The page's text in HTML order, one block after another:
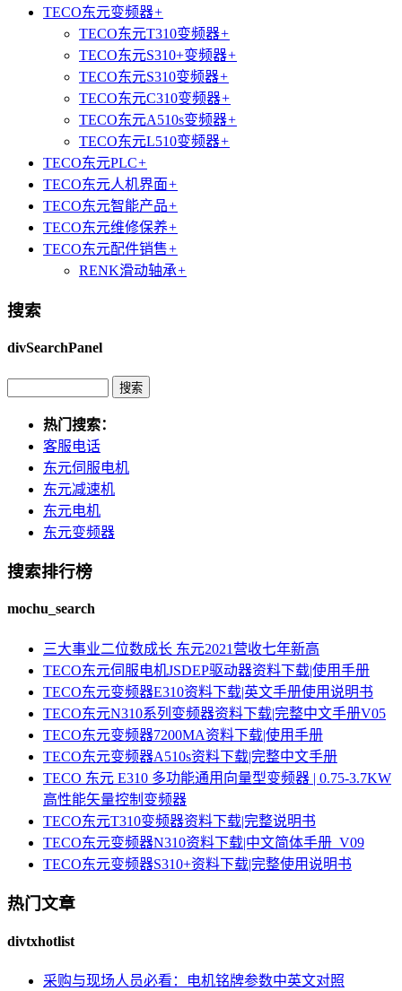
TECO东元变频器+
TECO东元T310变频器+
TECO东元S310+变频器+
TECO东元S310变频器+
TECO东元C310变频器+
TECO东元A510s变频器+
TECO东元L510变频器+
TECO东元PLC+
TECO东元人机界面+
TECO东元智能产品+
TECO东元维修保养+
TECO东元配件销售+
RENK滑动轴承+
搜索
divSearchPanel
热门搜索：
客服电话
东元伺服电机
东元减速机
东元电机
东元变频器
搜索排行榜
mochu_search
三大事业二位数成长 东元2021营收七年新高
TECO东元伺服电机JSDEP驱动器资料下载|使用手册
TECO东元变频器E310资料下载|英文手册使用说明书
TECO东元N310系列变频器资料下载|完整中文手册V05
TECO东元变频器7200MA资料下载|使用手册
TECO东元变频器A510s资料下载|完整中文手册
TECO 东元 E310 多功能通用向量型变频器 | 0.75-3.7KW
高性能矢量控制变频器
TECO东元T310变频器资料下载|完整说明书
TECO东元变频器N310资料下载|中文简体手册_V09
TECO东元变频器S310+资料下载|完整使用说明书
热门文章
divtxhotlist
采购与现场人员必看：电机铭牌参数中英文对照